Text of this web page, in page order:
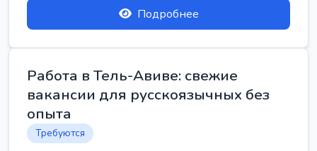
Подробнее
Работа в Тель-Авиве: свежие
вакансии для русскоязычных без
опыта
Требуются